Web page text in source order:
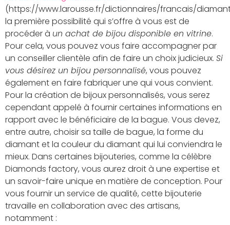
(https://www.larousse.fr/dictionnaires/francais/
la première possibilité qui s’offre à vous est de
procéder à un achat de bijou disponible en vitrine.
Pour cela, vous pouvez vous faire accompagner par
un conseiller clientèle afin de faire un choix judicieux. Si
vous désirez un bijou personnalisé, vous pouvez
également en faire fabriquer une qui vous convient.
Pour la création de bijoux personnalisés, vous serez
cependant appelé à fournir certaines informations en
rapport avec le bénéficiaire de la bague. Vous devez,
entre autre, choisir sa taille de bague, la forme du
diamant et la couleur du diamant qui lui conviendra le
mieux. Dans certaines bijouteries, comme la célèbre
Diamonds factory, vous aurez droit à une expertise et
un savoir-faire unique en matière de conception. Pour
vous fournir un service de qualité, cette bijouterie
travaille en collaboration avec des artisans,
notamment :